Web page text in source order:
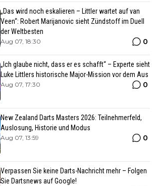
„Das wird noch eskalieren – Littler wartet auf van
Veen“: Robert Marijanovic sieht Zündstoff im Duell
der Weltbesten
Aug 07, 18:30 0
„Ich glaube nicht, dass er es schafft“ – Experte sieht
Luke Littlers historische Major-Mission vor dem Aus
Aug 07, 17:30 0
New Zealand Darts Masters 2026: Teilnehmerfeld,
Auslosung, Historie und Modus
Aug 07, 13:59 0
Verpassen Sie keine Darts-Nachricht mehr – Folgen
Sie Dartsnews auf Google!